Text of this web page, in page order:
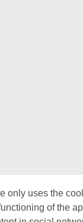
only uses the
of the